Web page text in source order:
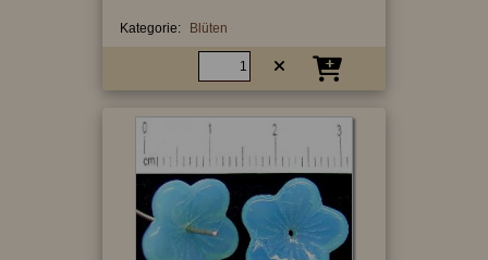
Kategorie: Blüten